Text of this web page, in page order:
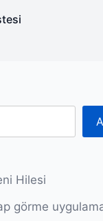
Hilesi
görme